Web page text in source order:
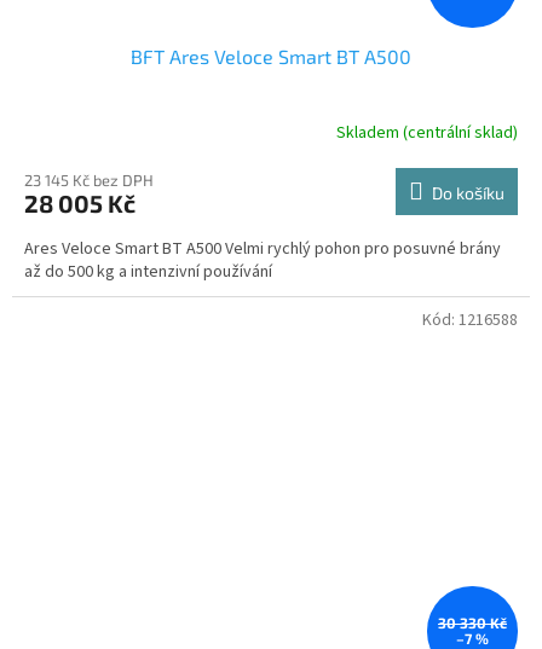
BFT Ares Veloce Smart BT A500
Skladem (centrální sklad)
23 145 Kč bez DPH
28 005 Kč Do košíku
Ares Veloce Smart BT A500 Velmi rychlý pohon pro posuvné brány
až do 500 kg a intenzivní používání
30 330 Kč
–7 %
Kód: 1216588